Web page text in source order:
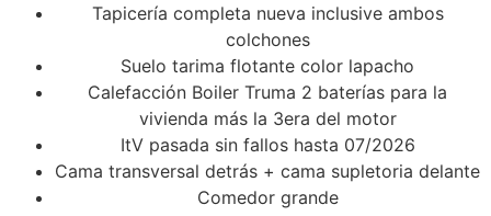
Tapicería completa nueva inclusive ambos
colchones
Suelo tarima flotante color lapacho
Calefacción Boiler Truma 2 baterías para la
vivienda más la 3era del motor
ItVpasada sin fallos hasta 07/2026
Cama transversal detrás + cama supletoria delante
Comedor grande